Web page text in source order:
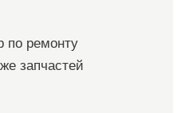
по ремонту
запчастей